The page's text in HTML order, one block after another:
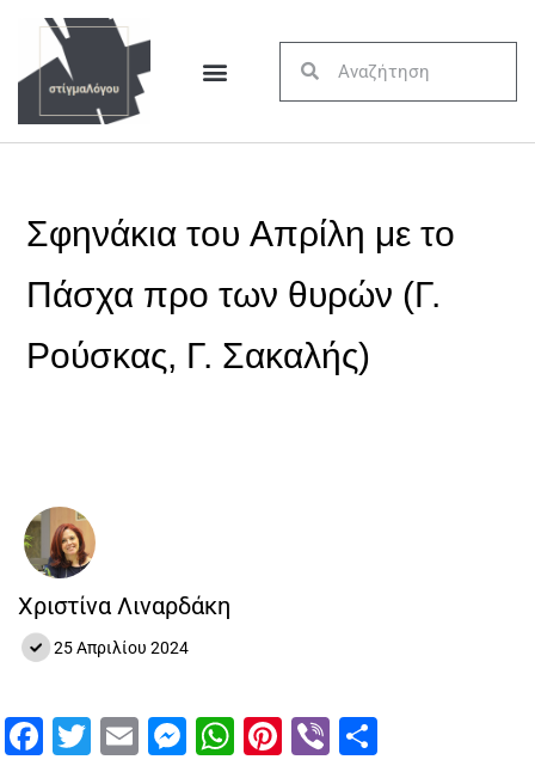
Σφηνάκια του Απρίλη με το
Πάσχα προ των θυρών (Γ.
Ρούσκας, Γ. Σακαλής)
Χριστίνα Λιναρδάκη
25 Απριλίου 2024
Facebook
Twitter
EmailMessenger
WhatsApp
Pinterest
Viber